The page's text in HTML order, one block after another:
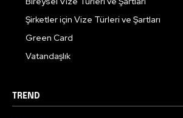
Şirketler için Vize Türleri ve Şartları
Green Card
Vatandaşlık
TREND